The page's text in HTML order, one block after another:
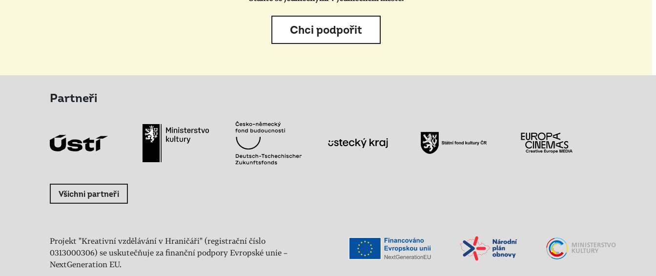
Chci podpořit
Partneři
Všichni partneři
Projekt "Kreativní vzdělávání v Hraničáři" (registrační číslo
0313000306) se uskutečňuje za finanční podpory Evropské unie –
NextGeneration EU.